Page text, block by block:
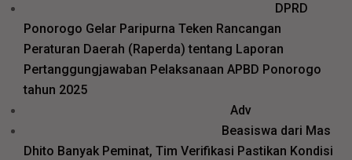
DPRD
Ponorogo Gelar Paripurna Teken Rancangan
Peraturan Daerah (Raperda) tentang Laporan
Pertanggungjawaban Pelaksanaan APBD Ponorogo
tahun 2025
Adv
Beasiswa dari Mas
Dhito Banyak Peminat, Tim Verifikasi Pastikan Kondisi